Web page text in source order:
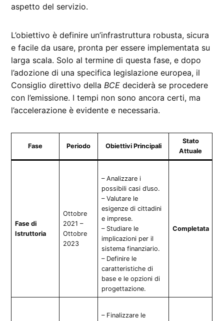
aspetto del servizio.
L’obiettivo è definire un’infrastruttura robusta, sicura
e facile da usare, pronta per essere implementata su
larga scala. Solo al termine di questa fase, e dopo
l’adozione di una specifica legislazione europea, il
Consiglio direttivo dellaBCE deciderà se procedere
con l’emissione. I tempi non sono ancora certi, ma
l’accelerazione è evidente e necessaria.
Fase Periodo Obiettivi Principali
Stato
Attuale
Fase di
Istruttoria
Ottobre
2021 –
Ottobre
2023
– Analizzare i
possibili casi d’uso.
– Valutare le
esigenze di cittadini
e imprese.
– Studiare le
implicazioni per il
sistema finanziario.
– Definire le
caratteristiche di
base e le opzioni di
progettazione.
Completata
– Finalizzare le